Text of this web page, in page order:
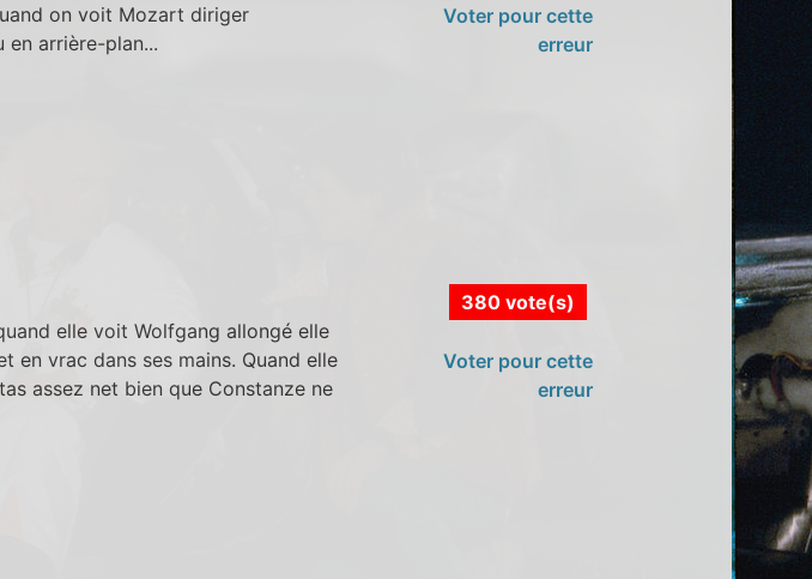
on voit Mozart diriger
en arrière-plan...
Voter pour cette
erreur
elle voit Wolfgang allongé elle
en vrac dans ses mains. Quand elle
assez net bien que Constanze ne
380 vote(s)
Voter pour cette
erreur